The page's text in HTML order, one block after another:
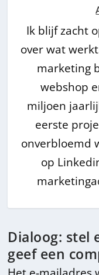
Ik blijf zacht
over wat
marketing
webshop
miljoen
eerste
onverbloemd
op
Dialoog: stel
geef een